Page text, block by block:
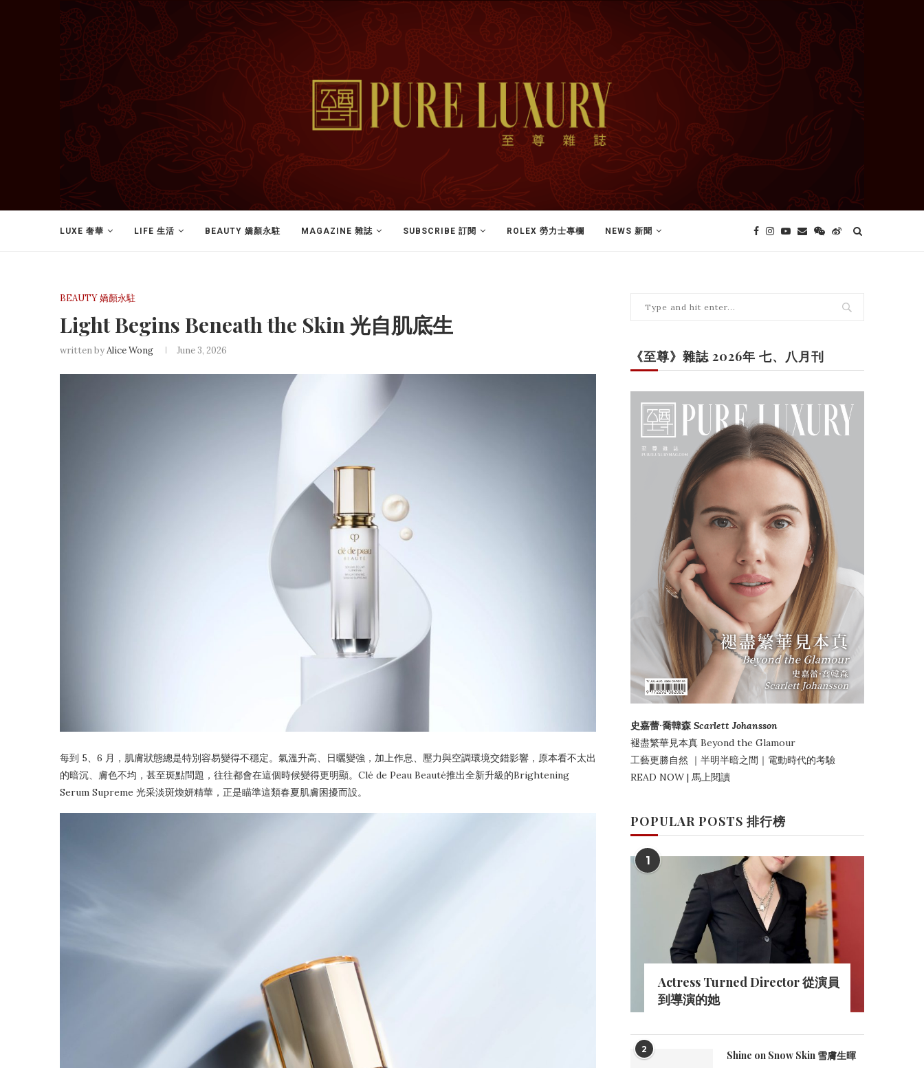
LUXE 奢華 LIFE 生活 BEAUTY 嬌顏永駐 MAGAZINE 雜誌 SUBSCRIBE 訂閱 ROLEX 勞力士專欄 NEWS 新聞
BEAUTY 嬌顏永駐
Light Begins Beneath the Skin 光自肌底生
written byAlice Wong June 3, 2026
每到 5、6 月，肌膚狀態總是特別容易變得不穩定。氣溫升高、日曬變強，加上作息、壓力與空調環境交錯影響，原本看不太出
的暗沉、膚色不均，甚至斑點問題，往往都會在這個時候變得更明顯。Clé de Peau Beauté推出全新升級的Brightening
Serum Supreme 光采淡斑煥妍精華，正是瞄準這類春夏肌膚困擾而設。
《至尊》雜誌 2026年 七、八月刊
史嘉蕾·喬韓森 Scarlett Johansson
褪盡繁華見本真 Beyond the Glamour
工藝更勝自然 ｜ 半明半暗之間 ｜電動時代的考驗
READ NOW | 馬上閱讀
POPULAR POSTS 排行榜
1
Actress Turned Director 從演員
到導演的她
2 Shine on Snow Skin 雪膚生暉